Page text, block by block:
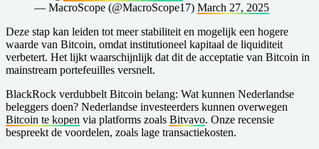
— MacroScope (@MacroScope17) March 27, 2025
Deze stap kan leiden tot meer stabiliteit en mogelijk een hogere
waarde van Bitcoin, omdat institutioneel kapitaal de liquiditeit
verbetert. Het lijkt waarschijnlijk dat dit de acceptatie van Bitcoin in
mainstream portefeuilles versnelt.
BlackRock verdubbelt Bitcoin belang: Wat kunnen Nederlandse
beleggers doen? Nederlandse investeerders kunnen overwegen
Bitcoin te kopen via platforms zoals Bitvavo. Onze recensie
bespreekt de voordelen, zoals lage transactiekosten.